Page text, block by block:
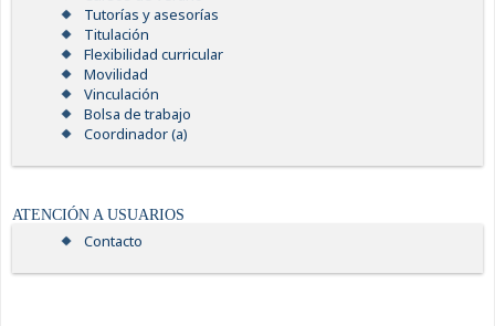
Tutorías y asesorías
Titulación
Flexibilidad curricular
Movilidad
Vinculación
Bolsa de trabajo
Coordinador (a)
ATENCIÓN A USUARIOS
Contacto